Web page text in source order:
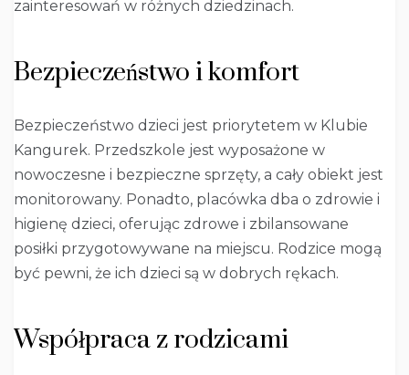
zainteresowań w różnych dziedzinach.
Bezpieczeństwo i komfort
Bezpieczeństwo dzieci jest priorytetem w Klubie
Kangurek. Przedszkole jest wyposażone w
nowoczesne i bezpieczne sprzęty, a cały obiekt jest
monitorowany. Ponadto, placówka dba o zdrowie i
higienę dzieci, oferując zdrowe i zbilansowane
posiłki przygotowywane na miejscu. Rodzice mogą
być pewni, że ich dzieci są w dobrych rękach.
Współpraca z rodzicami